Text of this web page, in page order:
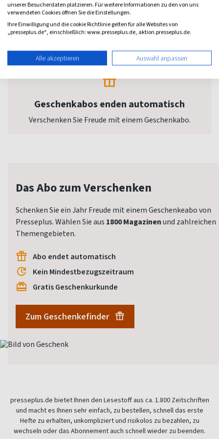
Jederzeit wechseln oder kündigen
Sie entscheiden selbst über die gewünschte
Geschenkabos enden automatisch
Verschenken Sie Freude mit einem Geschenkabo.
Das Abo zum Verschenken
Schenken Sie ein Jahr Freude mit einem Geschenkeabo von
Presseplus. Wählen Sie aus 1800 Magazinenund zahlreichen
Themengebieten.
Abo endet automatisch
Kein Mindestbezugszeitraum
Gratis Geschenkurkunde
Zum Geschenkefinder
presseplus.de bietet Ihnen den Lesestoff aus ca. 1.800 Zeitschriften
und macht es Ihnen sehr einfach, zu bestellen, schnell das erste
Hefte zu erhalten, unkompliziert und risikolos zu bezahlen, zu
wechseln oder das Abonnement auch schnell wieder zu beenden.
unserer Besucherdaten platzieren. Für weitere Informationen zu den von uns
verwendeten Cookies öffnen Sie die Einstellungen.
Ihre Einwilligung und die cookie Richtlinie gelten für alle Websites von
„presseplus.de“, einschließlich: www.presseplus.de, aktion.presseplus.de.
Alle akzeptieren Auswahl anpassen